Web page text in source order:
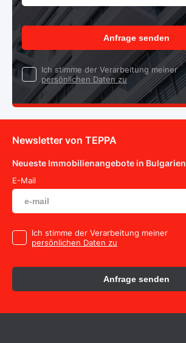
Anfrage senden
Ich stimme der Verarbeitung meiner
persönlichen Daten zu
Newsletter von TEPPA
Neueste Immobilienangebote in Bulgarien
E-Mail
Ich stimme der Verarbeitung meiner
persönlichen Daten zu
Anfrage senden